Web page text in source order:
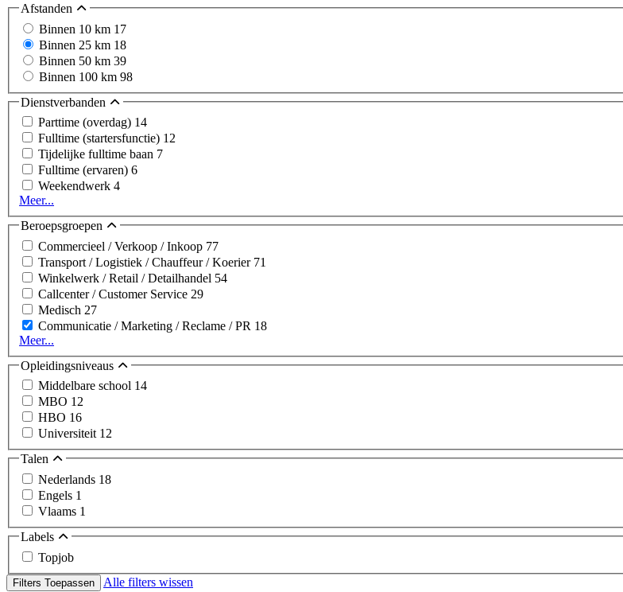
Afstanden
Binnen 10 km 17
Binnen 25 km 18
Binnen 50 km 39
Binnen 100 km 98
Dienstverbanden
Parttime (overdag) 14
Fulltime (startersfunctie) 12
Tijdelijke fulltime baan 7
Fulltime (ervaren) 6
Weekendwerk 4
Meer...
Beroepsgroepen
Commercieel / Verkoop / Inkoop 77
Transport / Logistiek / Chauffeur / Koerier 71
Winkelwerk / Retail / Detailhandel 54
Callcenter / Customer Service 29
Medisch 27
Communicatie / Marketing / Reclame / PR 18
Meer...
Opleidingsniveaus
Middelbare school 14
MBO 12
HBO 16
Universiteit 12
Talen
Nederlands 18
Engels 1
Vlaams 1
Labels
Topjob
Filters Toepassen Alle filters wissen